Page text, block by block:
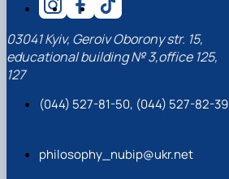
03041 Kyiv, Geroiv Oborony str. 15,
educational building № 3,office 125,
127
(044) 527-81-50, (044) 527-82-39
philosophy_nubip@ukr.net